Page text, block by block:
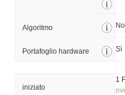
Algoritmo
Portafoglio hardware Sì
iniziato
1